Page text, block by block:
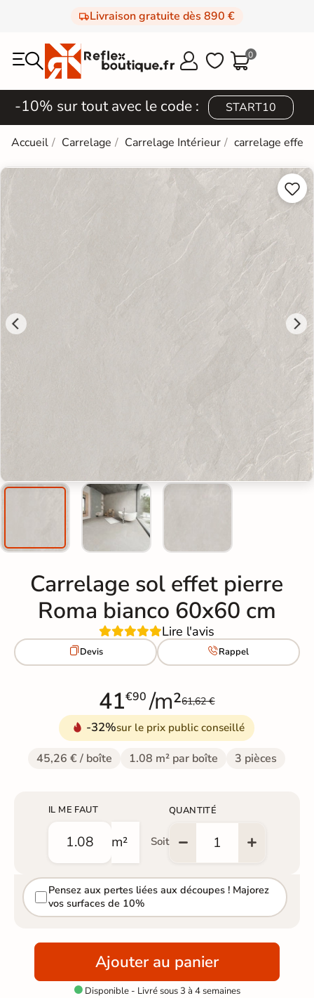
Livraison gratuite dès 890 €
  0
-10% sur tout avec le code : START10
Accueil Carrelage Carrelage Intérieur carrelage effet


Carrelage sol effet pierre
Roma bianco 60x60 cm
Lire l'avis
Devis Rappel
41€90 /m²61,62 €
-32%sur le prix public conseillé
45,26 € / boîte 1.08 m² par boîte 3 pièces
IL ME FAUT
m² Soit
QUANTITÉ
Pensez aux pertes liées aux découpes ! Majorez
vos surfaces de 10%
Ajouter au panier
Disponible - Livré sous 3 à 4 semaines